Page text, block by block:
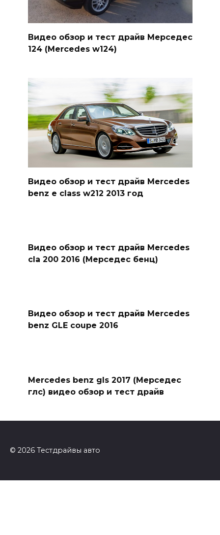
Видео обзор и тест драйв Мерседес
124 (Mercedes w124)
Видео обзор и тест драйв Mercedes
benz e class w212 2013 год
Видео обзор и тест драйв Mercedes
cla 200 2016 (Мерседес бенц)
Видео обзор и тест драйв Mercedes
benz GLE coupe 2016
Mercedes benz gls 2017 (Мерседес
глс) видео обзор и тест драйв
© 2026 Тестдрайвы авто